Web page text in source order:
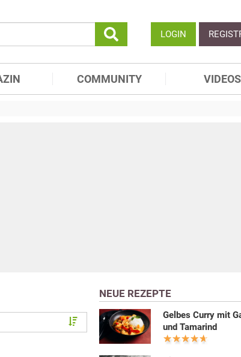
LOGIN
COMMUNITY VIDEOS
NEUE REZEPTE
Gelbes Curry mit
und Tamarind